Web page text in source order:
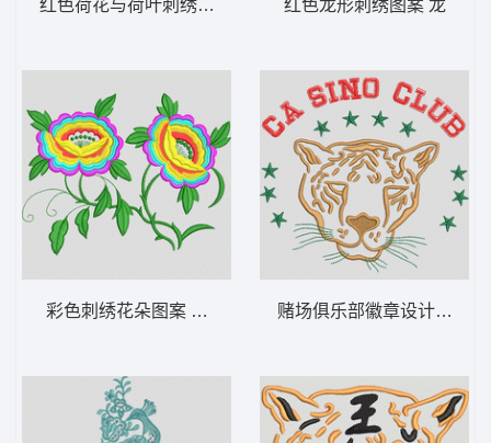
红色荷花与荷叶刺绣图案 荷花
彩色刺绣花朵图案 靓花
红色龙形刺绣图案 龙
赌场俱乐部徽章设计 豹